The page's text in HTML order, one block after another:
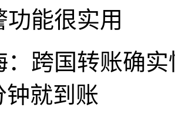
功能很实用
：跨国转账确
钟就到账